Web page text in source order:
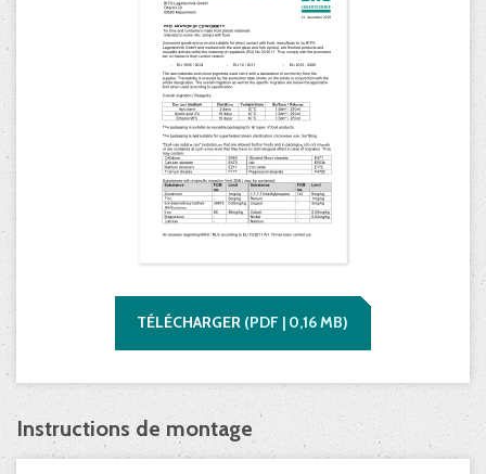
TÉLÉCHARGER (PDF | 0,16MB)
Instructions de montage